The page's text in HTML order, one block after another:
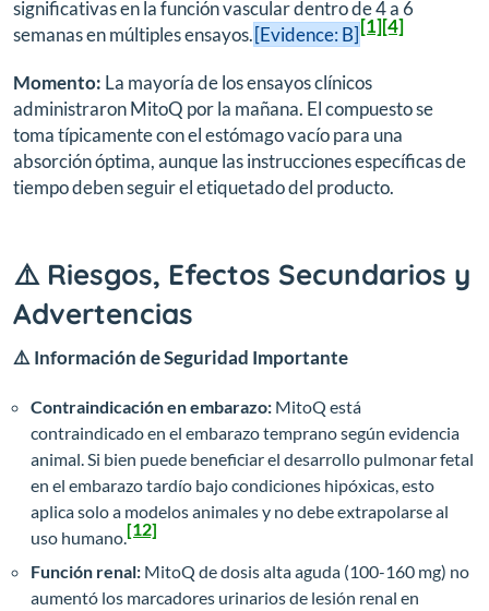
significativas en la función vascular dentro de 4 a 6
semanas en múltiples ensayos.[Evidence: B][1][4]
Momento: La mayoría de los ensayos clínicos
administraron MitoQ por la mañana. El compuesto se
toma típicamente con el estómago vacío para una
absorción óptima, aunque las instrucciones específicas de
tiempo deben seguir el etiquetado del producto.
⚠️ Riesgos, Efectos Secundarios y
Advertencias
⚠️ Información de Seguridad Importante
Contraindicación en embarazo: MitoQ está
contraindicado en el embarazo temprano según evidencia
animal. Si bien puede beneficiar el desarrollo pulmonar fetal
en el embarazo tardío bajo condiciones hipóxicas, esto
aplica solo a modelos animales y no debe extrapolarse al
uso humano. [12]
Función renal: MitoQ de dosis alta aguda (100-160 mg) no
aumentó los marcadores urinarios de lesión renal en